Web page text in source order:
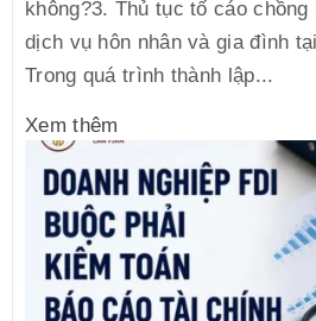
không?3. Thủ tục tố cáo
dịch vụ hôn nhân và gia đình
Trong quá trình thành lập...
Xem thêm